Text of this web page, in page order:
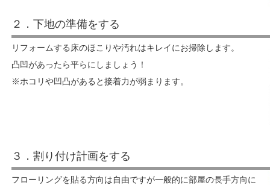
２．下地の準備をする
リフォームする床のほこりや汚れはキレイにお掃除します。
凸凹があったら平らにしましょう！
※ホコリや凹凸があると接着力が弱まります。
３．割り付け計画をする
フローリングを貼る方向は自由ですが一般的に部屋の長手方向に